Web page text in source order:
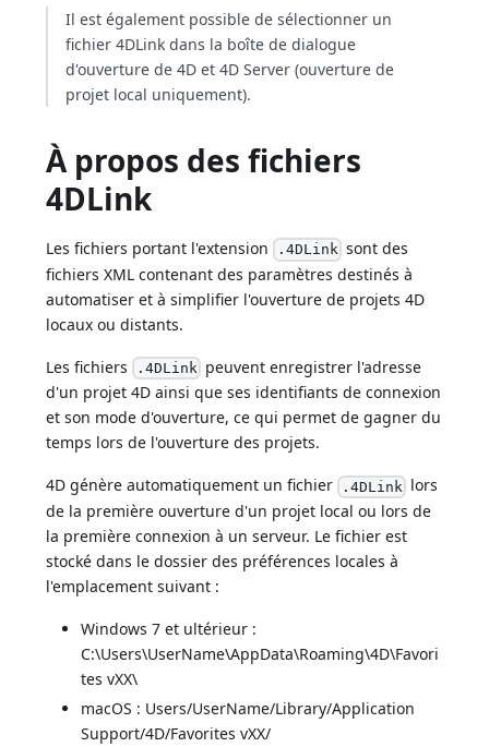
Il est également possible de sélectionner un
fichier 4DLink dans la boîte de dialogue
d'ouverture de 4D et 4D Server (ouverture de
projet local uniquement).
À propos des fichiers
4DLink
Les fichiers portant l'extension .4DLink sont des
fichiers XML contenant des paramètres destinés à
automatiser et à simplifier l'ouverture de projets 4D
locaux ou distants.
Les fichiers .4DLink peuvent enregistrer l'adresse
d'un projet 4D ainsi que ses identifiants de connexion
et son mode d'ouverture, ce qui permet de gagner du
temps lors de l'ouverture des projets.
4D génère automatiquement un fichier .4DLink lors
de la première ouverture d'un projet local ou lors de
la première connexion à un serveur. Le fichier est
stocké dans le dossier des préférences locales à
l'emplacement suivant :
Windows 7 et ultérieur :
C:\Users\UserName\AppData\Roaming\4D\Favori
tes vXX\
macOS : Users/UserName/Library/Application
Support/4D/Favorites vXX/